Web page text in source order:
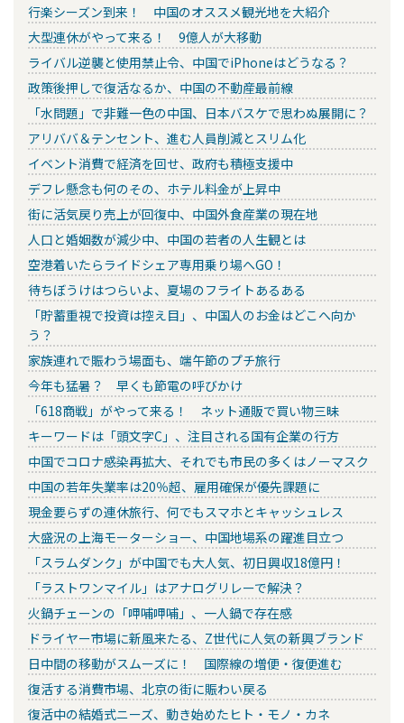
行楽シーズン到来！ 中国のオススメ観光地を大紹介
大型連休がやって来る！ 9億人が大移動
ライバル逆襲と使用禁止令、中国でiPhoneはどうなる？
政策後押しで復活なるか、中国の不動産最前線
「水問題」で非難一色の中国、日本バスケで思わぬ展開に？
アリババ＆テンセント、進む人員削減とスリム化
イベント消費で経済を回せ、政府も積極支援中
デフレ懸念も何のその、ホテル料金が上昇中
街に活気戻り売上が回復中、中国外食産業の現在地
人口と婚姻数が減少中、中国の若者の人生観とは
空港着いたらライドシェア専用乗り場へGO！
待ちぼうけはつらいよ、夏場のフライトあるある
「貯蓄重視で投資は控え目」、中国人のお金はどこへ向か
う？
家族連れで賑わう場面も、端午節のプチ旅行
今年も猛暑？ 早くも節電の呼びかけ
「618商戦」がやって来る！ ネット通販で買い物三昧
キーワードは「頭文字C」、注目される国有企業の行方
中国でコロナ感染再拡大、それでも市民の多くはノーマスク
中国の若年失業率は20％超、雇用確保が優先課題に
現金要らずの連休旅行、何でもスマホとキャッシュレス
大盛況の上海モーターショー、中国地場系の躍進目立つ
「スラムダンク」が中国でも大人気、初日興収18億円！
「ラストワンマイル」はアナログリレーで解決？
火鍋チェーンの「呷哺呷哺」、一人鍋で存在感
ドライヤー市場に新風来たる、Z世代に人気の新興ブランド
日中間の移動がスムーズに！ 国際線の増便・復便進む
復活する消費市場、北京の街に賑わい戻る
復活中の結婚式ニーズ、動き始めたヒト・モノ・カネ